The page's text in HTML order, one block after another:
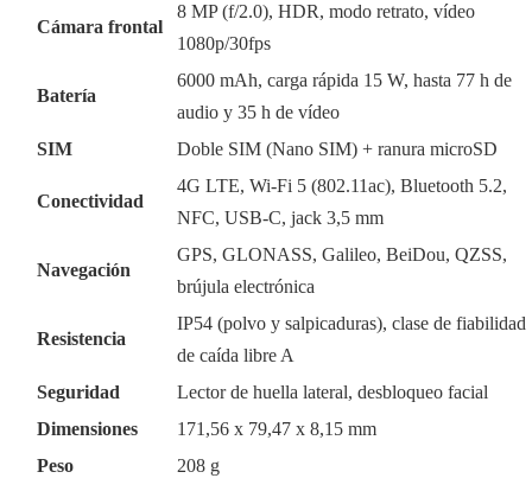
Cámara frontal
8 MP (f/2.0), HDR, modo retrato, vídeo
1080p/30fps
Batería
6000 mAh, carga rápida 15 W, hasta 77 h de
audio y 35 h de vídeo
SIM
Doble SIM (Nano SIM) + ranura microSD
Conectividad
4G LTE, Wi-Fi 5 (802.11ac), Bluetooth 5.2,
NFC, USB-C, jack 3,5 mm
Navegación
GPS, GLONASS, Galileo, BeiDou, QZSS,
brújula electrónica
Resistencia
IP54 (polvo y salpicaduras), clase de fiabilidad
de caída libre A
Seguridad
Lector de huella lateral, desbloqueo facial
Dimensiones
171,56 x 79,47 x 8,15 mm
Peso
208 g